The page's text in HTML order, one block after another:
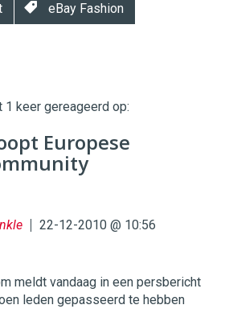
eBay Fashion
1 keer gereageerd op:
Europese
22-12-2010 @ 10:56
meldt vandaag in een persbericht
leden gepasseerd te hebben